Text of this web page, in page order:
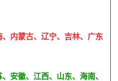
、内蒙古、辽宁、吉林、广东
、安徽、江西、山东、海南、